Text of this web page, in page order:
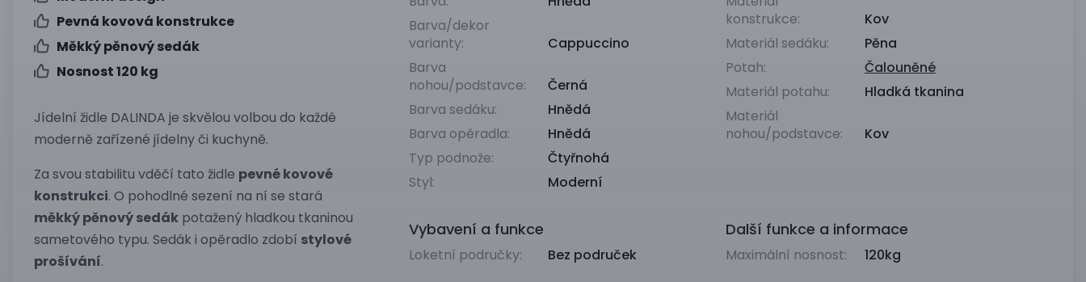
Pevná kovová konstrukce
Měkký pěnový sedák
Nosnost 120 kg
Jídelní židle DALINDA je skvělou volbou do každé
moderně zařízené jídelny či kuchyně.
Za svou stabilitu vděčí tato židle pevné kovové
konstrukci. O pohodlné sezení na ní se stará
měkký pěnový sedák potažený hladkou tkaninou
sametového typu. Sedák i opěradlo zdobí stylové
prošívání.
Barva/dekor
varianty:
Cappuccino
Barva
nohou/podstavce:
Černá
Barva sedáku:
Hnědá
Barva opěradla:
Hnědá
Typ podnože:
Čtyřnohá
Styl:
Moderní
konstrukce:
Kov
Materiál sedáku:
Pěna
Potah:
Čalouněné
Materiál potahu:
Hladká tkanina
Materiál
nohou/podstavce:
Kov
Vybavení a funkce
Loketní područky: Bez područek
Další funkce a informace
Maximální nosnost: 120kg